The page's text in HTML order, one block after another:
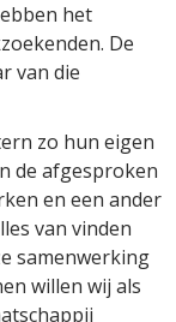
het
De
van die
zo hun eigen
de afgesproken
en een ander
van vinden
samenwerking
willen wij als